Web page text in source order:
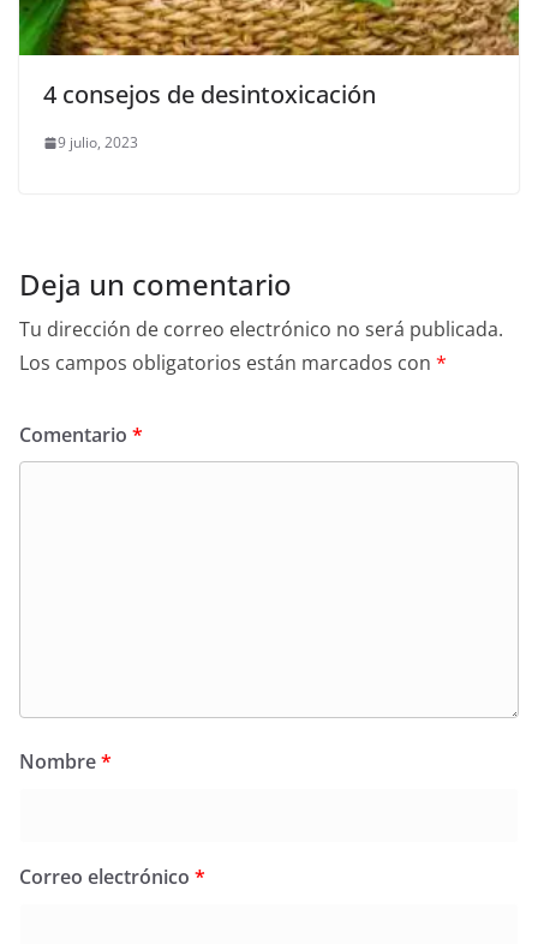
4 consejos de desintoxicación
9 julio, 2023
Deja un comentario
Tu dirección de correo electrónico no será publicada.
Los campos obligatorios están marcados con *
Comentario *
Nombre*
Correo electrónico *